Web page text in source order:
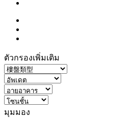
ตัวกรองเพิ่มเติม
มุมมอง